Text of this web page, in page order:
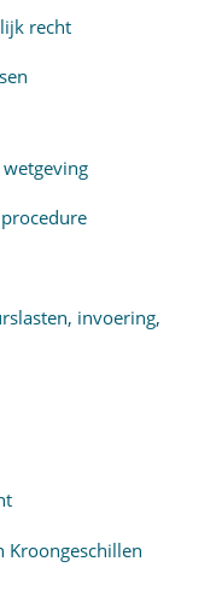
recht
invoering,
Kroongeschillen